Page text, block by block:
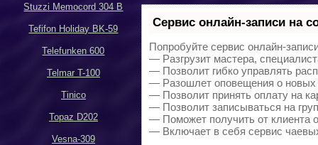
Stuzzi Memocord 304 B
Tefifon Holiday BK-59
Telefunken 600
Telmar T-100
Tinico
Topaz D202
Vesna-309
Сервис онлайн-записи на
Попробуйте сервис онлайн-
— Разгрузит мастера,
— Позволит гибко управлять
— Разошлет оповещения о новых
— Позволит принять оплату на
— Позволит записываться на
— Поможет получить от клиента
— Включает в себя сервис